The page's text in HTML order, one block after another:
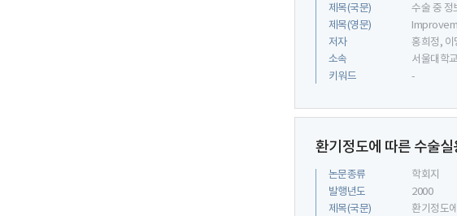
제목(국문)
수술 중 정
제목(영문)
저자
홍희정, 이
소속
서울대학
키워드
-
환기정도에 따른 수술
논문종류
학회지
발행년도
2000
제목(국문)
환기정도